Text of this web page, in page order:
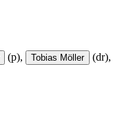
(p), Tobias Möller (dr),